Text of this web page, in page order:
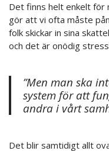
Det finns helt enkelt för
gör att vi ofta måste
folk skickar in sina
och det är onödig
”Men man ska
system för att
andra i vårt
Det blir samtidigt allt